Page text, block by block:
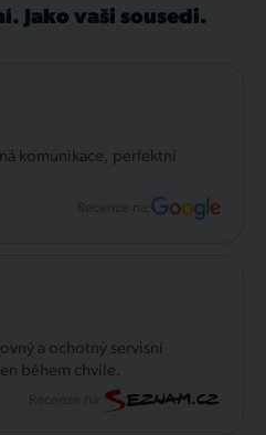
Jako vaši sousedi.
komunikace, perfektní
Recenze na:
a ochotný servisní
během chvíle.